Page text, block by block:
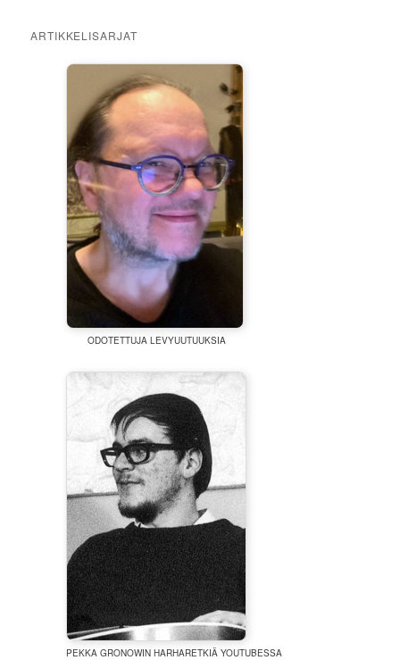
ARTIKKELISARJAT
ODOTETTUJA LEVYUUTUUKSIA
PEKKA GRONOWIN HARHARETKIÄ YOUTUBESSA